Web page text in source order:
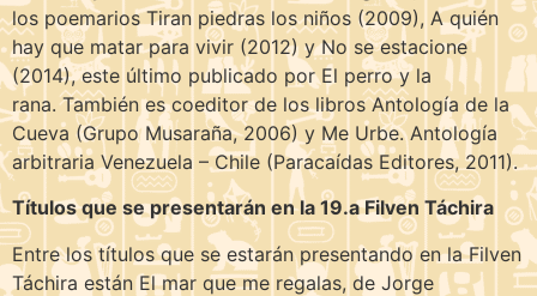
los poemarios Tiran piedras los niños (2009), A quién
hay que matar para vivir (2012) y No se estacione
(2014), este último publicado por El perro y la
rana. También es coeditor de los libros Antología de la
Cueva (Grupo Musaraña, 2006) y Me Urbe. Antología
arbitraria Venezuela – Chile (Paracaídas Editores, 2011).
Títulos que se presentarán en la 19.a Filven Táchira
Entre los títulos que se estarán presentando en la Filven
Táchira están El mar que me regalas, de Jorge